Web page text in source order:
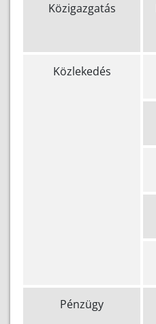
Közigazgatás
Közlekedés
Pénzügy